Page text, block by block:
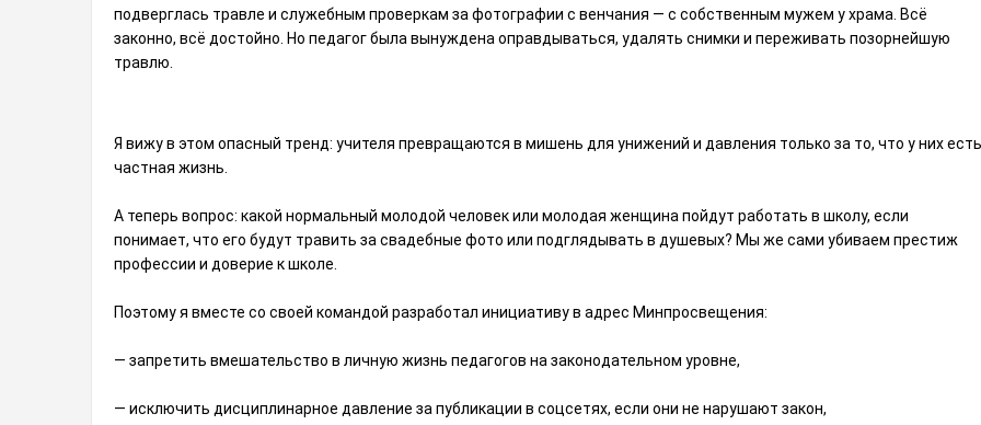
подверглась травле и служебным проверкам за фотографии с венчания — с собственным мужем у храма. Всё
законно, всё достойно. Но педагог была вынуждена оправдываться, удалять снимки и переживать позорнейшую
травлю.
Я вижу в этом опасный тренд: учителя превращаются в мишень для унижений и давления только за то, что у них есть
частная жизнь.
А теперь вопрос: какой нормальный молодой человек или молодая женщина пойдут работать в школу, если
понимает, что его будут травить за свадебные фото или подглядывать в душевых? Мы же сами убиваем престиж
профессии и доверие к школе.
Поэтому я вместе со своей командой разработал инициативу в адрес Минпросвещения:
— запретить вмешательство в личную жизнь педагогов на законодательном уровне,
— исключить дисциплинарное давление за публикации в соцсетях, если они не нарушают закон,